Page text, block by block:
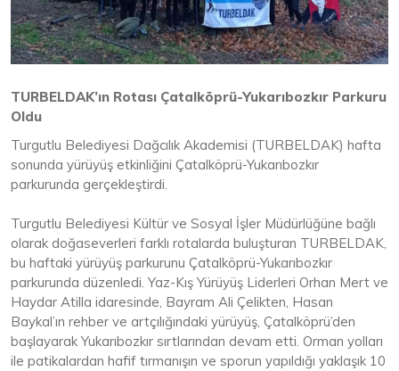
TURBELDAK’ın Rotası Çatalköprü-Yukarıbozkır Parkuru
Oldu
Turgutlu Belediyesi Dağcılık Akademisi (TURBELDAK) hafta
sonunda yürüyüş etkinliğini Çatalköprü-Yukarıbozkır
parkurunda gerçekleştirdi.
Turgutlu Belediyesi Kültür ve Sosyal İşler Müdürlüğüne bağlı
olarak doğaseverleri farklı rotalarda buluşturan TURBELDAK,
bu haftaki yürüyüş parkurunu Çatalköprü-Yukarıbozkır
parkurunda düzenledi. Yaz-Kış Yürüyüş Liderleri Orhan Mert ve
Haydar Atilla idaresinde, Bayram Ali Çelikten, Hasan
Baykal’ın rehber ve artçılığındaki yürüyüş, Çatalköprü’den
başlayarak Yukarıbozkır sırtlarından devam etti. Orman yolları
ile patikalardan hafif tırmanışın ve sporun yapıldığı yaklaşık 10